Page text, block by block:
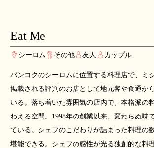
Eat Me
シーロム その他 友人 カップル
バンコクのシーロムに位置する料理店で、ミ
掲載される評判のお店として地元客や食通か
いる。落ち着いた雰囲気の店内で、本格派の
わえる空間。1998年の創業以来、変わらぬ味
ている。シェフのこだわりが詰まった料理の
堪能できる。シェフの感性が光る独創的な料